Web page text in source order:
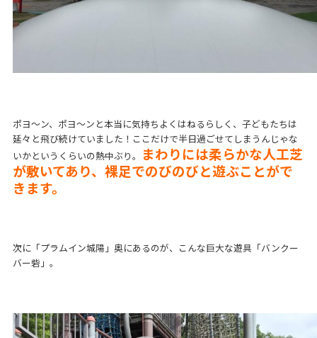
ポヨ〜ン、ポヨ〜ンと本当に気持ちよくはねるらしく、子どもたちは
延々と飛び続けていました！ここだけで半日過ごせてしまうんじゃな
いかというくらいの熱中ぶり。
まわりには柔らかな人工芝
が敷いてあり、裸足でのびのびと遊ぶことがで
きます。
次に「プラムイン城陽」奥にあるのが、こんな巨大な遊具「バンクー
バー砦」。